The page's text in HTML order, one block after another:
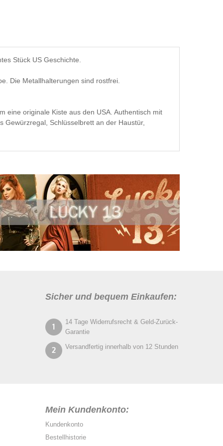
Stück US Geschichte.
Die Metallhalterungen sind rostfrei.
eine originale Kiste aus den USA. Authentisch mit
Schlüsselbrett an der Haustür,
Sicher und bequem Einkaufen:
14 Tage Widerrufsrecht & Geld-Zurück-
Garantie
Versandfertig innerhalb von 12 Stunden
Mein Kundenkonto:
Kundenkonto
Bestellhistorie